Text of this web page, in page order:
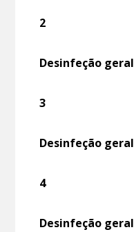
2
Desinfeção geral
3
Desinfeção geral
4
Desinfeção geral